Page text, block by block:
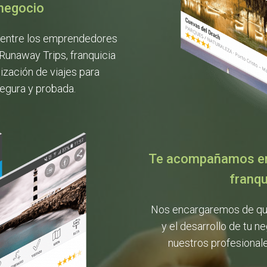
los emprendedores
Trips, franquicia
de viajes para
y probada.
Te acompañamos
Nos encargaremos de
y el desarrollo de tu
nuestros